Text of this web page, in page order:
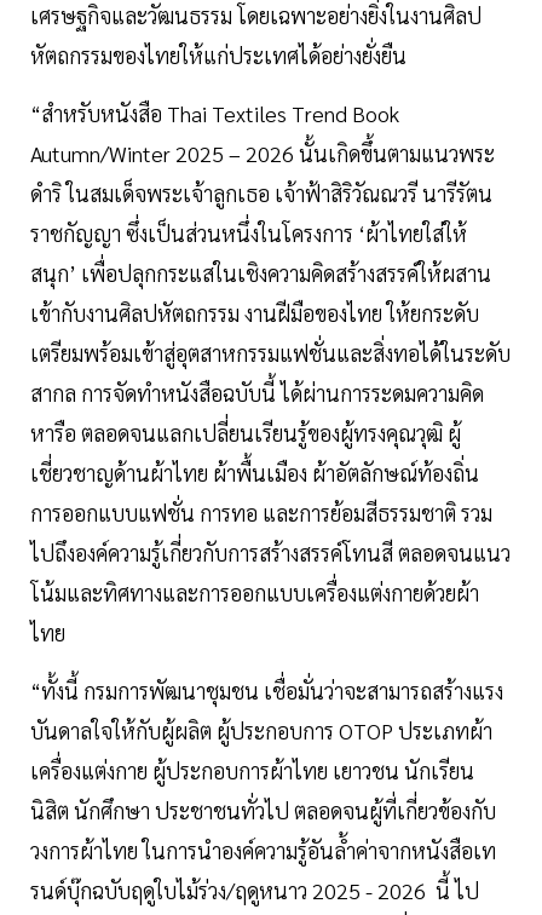
เศรษฐกิจและวัฒนธรรม โดยเฉพาะอย่างยิ่งในงานศิลป
หัตถกรรมของไทยให้แก่ประเทศได้อย่างยั่งยืน
“สำหรับหนังสือ Thai Textiles Trend Book
Autumn/Winter 2025 – 2026 นั้นเกิดขึ้นตามแนวพระ
ดำริ ในสมเด็จพระเจ้าลูกเธอ เจ้าฟ้าสิริวัณณวรี นารีรัตน
ราชกัญญา ซึ่งเป็นส่วนหนึ่งในโครงการ ‘ผ้าไทยใส่ให้
สนุก’ เพื่อปลุกกระแสในเชิงความคิดสร้างสรรค์ให้ผสาน
เข้ากับงานศิลปหัตถกรรม งานฝีมือของไทย ให้ยกระดับ
เตรียมพร้อมเข้าสู่อุตสาหกรรมแฟชั่นและสิ่งทอได้ในระดับ
สากล การจัดทำหนังสือฉบับนี้ ได้ผ่านการระดมความคิด
หารือ ตลอดจนแลกเปลี่ยนเรียนรู้ของผู้ทรงคุณวุฒิ ผู้
เชี่ยวชาญด้านผ้าไทย ผ้าพื้นเมือง ผ้าอัตลักษณ์ท้องถิ่น
การออกแบบแฟชั่น การทอ และการย้อมสีธรรมชาติ รวม
ไปถึงองค์ความรู้เกี่ยวกับการสร้างสรรค์โทนสี ตลอดจนแนว
โน้มและทิศทางและการออกแบบเครื่องแต่งกายด้วยผ้า
ไทย
“ทั้งนี้ กรมการพัฒนาชุมชน เชื่อมั่นว่าจะสามารถสร้างแรง
บันดาลใจให้กับผู้ผลิต ผู้ประกอบการ OTOP ประเภทผ้า
เครื่องแต่งกาย ผู้ประกอบการผ้าไทย เยาวชน นักเรียน
นิสิต นักศึกษา ประชาชนทั่วไป ตลอดจนผู้ที่เกี่ยวข้องกับ
วงการผ้าไทย ในการนำองค์ความรู้อันล้ำค่าจากหนังสือเท
รนด์บุ๊กฉบับฤดูใบไม้ร่วง/ฤดูหนาว 2025 - 2026 นี้ ไป